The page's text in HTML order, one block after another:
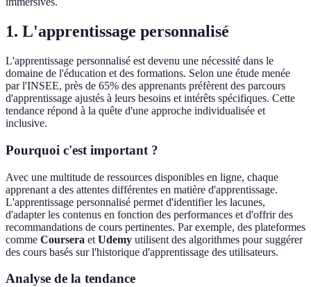
1. L'apprentissage personnalisé
L'apprentissage personnalisé est devenu une nécessité dans le
domaine de l'éducation et des formations. Selon une étude menée
par l'INSEE, près de 65% des apprenants préfèrent des parcours
d'apprentissage ajustés à leurs besoins et intérêts spécifiques. Cette
tendance répond à la quête d'une approche individualisée et
inclusive.
Pourquoi c'est important ?
Avec une multitude de ressources disponibles en ligne, chaque
apprenant a des attentes différentes en matière d'apprentissage.
L'apprentissage personnalisé permet d'identifier les lacunes,
d'adapter les contenus en fonction des performances et d'offrir des
recommandations de cours pertinentes. Par exemple, des plateformes
comme Coursera et Udemy utilisent des algorithmes pour suggérer
des cours basés sur l'historique d'apprentissage des utilisateurs.
Analyse de la tendance